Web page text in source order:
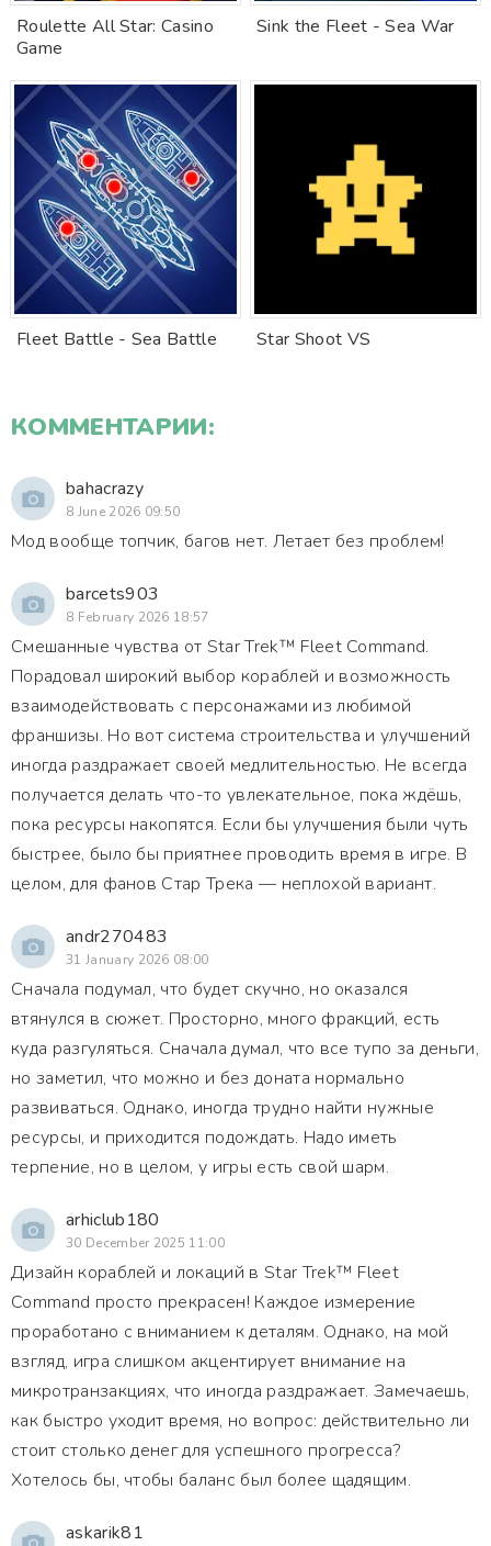
Roulette All Star: Casino
Game
Sink the Fleet - Sea War
Fleet Battle - Sea Battle Star Shoot VS
КОММЕНТАРИИ:
bahacrazy
8 June 2026 09:50
Мод вообще топчик, багов нет. Летает без проблем!
barcets903
8 February 2026 18:57
Смешанные чувства от Star Trek™ Fleet Command.
Порадовал широкий выбор кораблей и возможность
взаимодействовать с персонажами из любимой
франшизы. Но вот система строительства и улучшений
иногда раздражает своей медлительностью. Не всегда
получается делать что-то увлекательное, пока ждёшь,
пока ресурсы накопятся. Если бы улучшения были чуть
быстрее, было бы приятнее проводить время в игре. В
целом, для фанов Стар Трека — неплохой вариант.
andr270483
31 January 2026 08:00
Сначала подумал, что будет скучно, но оказался
втянулся в сюжет. Просторно, много фракций, есть
куда разгуляться. Сначала думал, что все тупо за деньги,
но заметил, что можно и без доната нормально
развиваться. Однако, иногда трудно найти нужные
ресурсы, и приходится подождать. Надо иметь
терпение, но в целом, у игры есть свой шарм.
arhiclub180
30 December 2025 11:00
Дизайн кораблей и локаций в Star Trek™ Fleet
Command просто прекрасен! Каждое измерение
проработано с вниманием к деталям. Однако, на мой
взгляд, игра слишком акцентирует внимание на
микротранзакциях, что иногда раздражает. Замечаешь,
как быстро уходит время, но вопрос: действительно ли
стоит столько денег для успешного прогресса?
Хотелось бы, чтобы баланс был более щадящим.
askarik81